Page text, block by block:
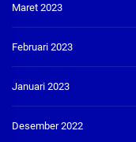
Maret 2023
Februari 2023
Januari 2023
Desember 2022